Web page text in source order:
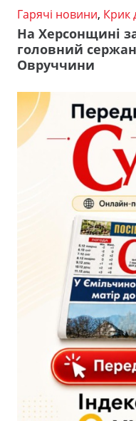
Гарячі новини, Крик
На Херсонщині
головний
Овруччини